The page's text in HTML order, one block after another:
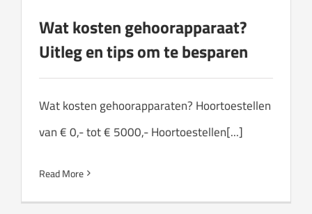
Wat kosten gehoorapparaat?
Uitleg en tips om te besparen
Wat kosten gehoorapparaten? Hoortoestellen
van € 0,- tot € 5000,- Hoortoestellen[...]
Read More